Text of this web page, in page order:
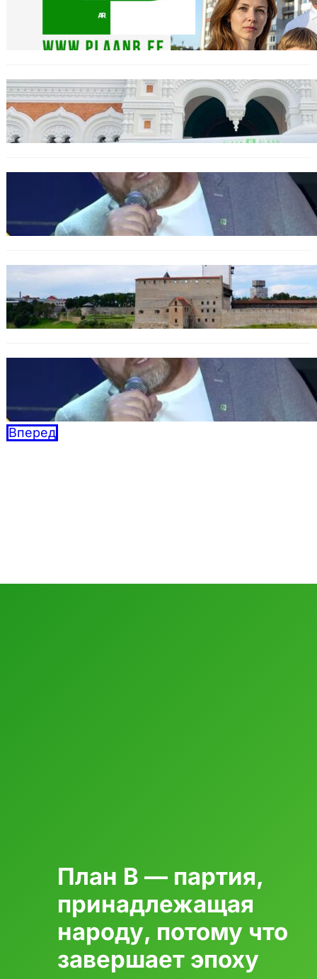
Täname Plaan B toetajaid ja ka vaenlasi!
20.10.2025
Urbo Vaarmann: Kuidas poliitika on
muutunud skandaalide areeniks
14.10.2025
Программа в Нарве: Plaan B Narva Linna
Pulss – Новая жизнь для Нарвы!
08.10.2025
Дебаты BAZAR: Кандидатов по осени
считают
04.09.2025
Вперед
План B — партия,
принадлежащая
народу, потому что
завершает эпоху